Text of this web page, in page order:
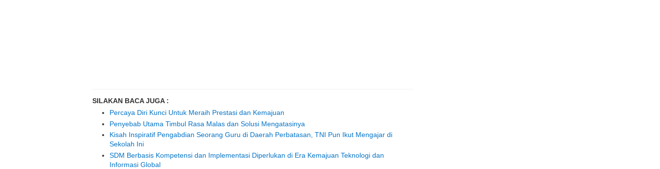
SILAKAN BACA JUGA :
Percaya Diri Kunci Untuk Meraih Prestasi dan Kemajuan
Penyebab Utama Timbul Rasa Malas dan Solusi Mengatasinya
Kisah Inspiratif Pengabdian Seorang Guru di Daerah Perbatasan, TNI Pun Ikut Mengajar di
Sekolah Ini
SDM Berbasis Kompetensi dan Implementasi Diperlukan di Era Kemajuan Teknologi dan
Informasi Global